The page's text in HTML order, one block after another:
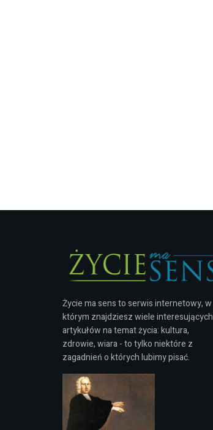
Życie ma sens to serwis internetowy, w
którym znajdziesz wiele interesujących
artykułów na temat życia: kultura,
zdrowie, wiara - to tylko niektóre z
zagadnień o których lubimy pisać.